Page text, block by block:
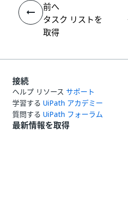
前へ
タスク リストを
取得
接続
ヘルプ リソース サポート
学習する UiPath アカデミー
質問する UiPath フォーラム
最新情報を取得